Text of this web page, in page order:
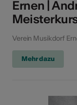
Ernen |
Verein Musikdorf
Mehr dazu